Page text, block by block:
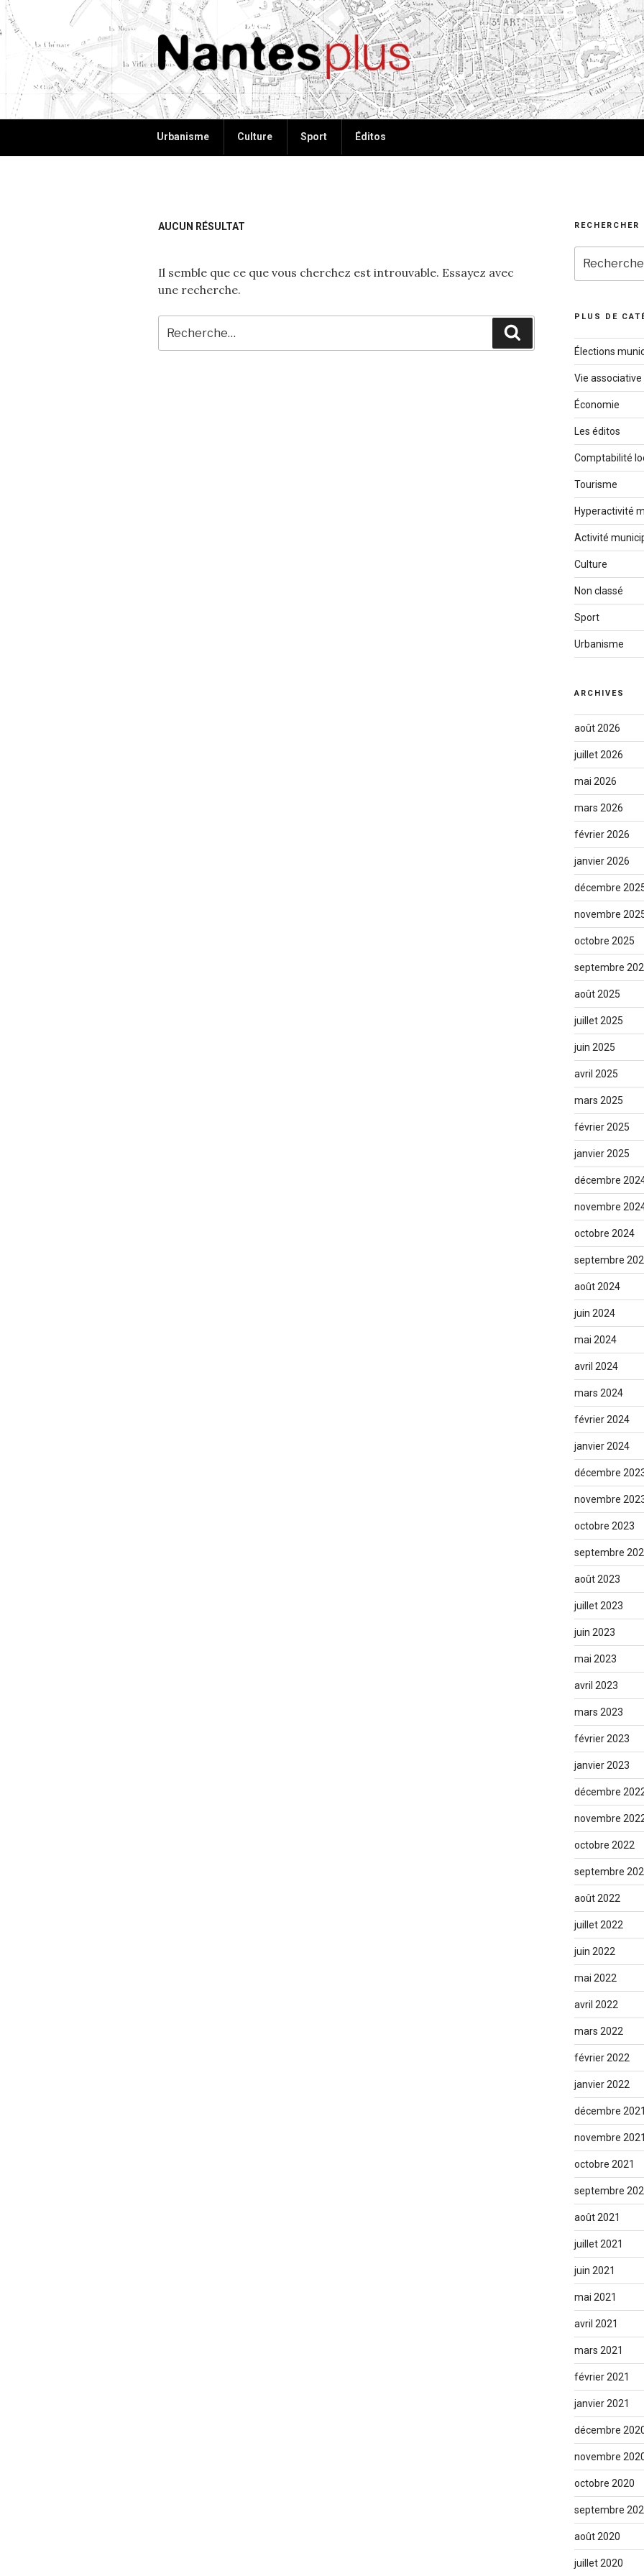
Aller
au
contenu
principal
NANTES+
Plus d'informations, plus d'idées, plus de tout
Urbanisme Culture Sport Éditos
AUCUN RÉSULTAT
Il semble que ce que vous cherchez est introuvable. Essayez avec
une recherche.
pour
RECHERCHER
pour
PLUS DE
Élections
Vie associative
Économie
Les éditos
Comptabilité
Tourisme
Hyperactivité
Activité
Culture
Non classé
Sport
Urbanisme
ARCHIVES
août 2026
juillet 2026
mai 2026
mars 2026
février 2026
janvier 2026
décembre
novembre
octobre 2025
septembre
août 2025
juillet 2025
juin 2025
avril 2025
mars 2025
février 2025
janvier 2025
décembre
novembre
octobre 2024
septembre
août 2024
juin 2024
mai 2024
avril 2024
mars 2024
février 2024
janvier 2024
décembre
novembre
octobre 2023
septembre
août 2023
juillet 2023
juin 2023
mai 2023
avril 2023
mars 2023
février 2023
janvier 2023
décembre
novembre
octobre 2022
septembre
août 2022
juillet 2022
juin 2022
mai 2022
avril 2022
mars 2022
février 2022
janvier 2022
décembre
novembre
octobre 2021
septembre
août 2021
juillet 2021
juin 2021
mai 2021
avril 2021
mars 2021
février 2021
janvier 2021
décembre
novembre
octobre 2020
septembre
août 2020
juillet 2020